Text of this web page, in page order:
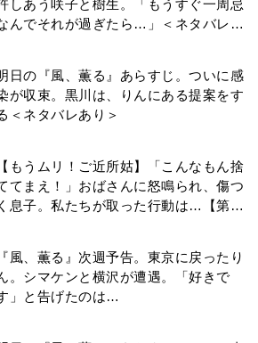
、黒川らの思いが通じて、村人たちは
しずつ理解を示し始める＜ネタバレあ
歌歌手・市川由紀乃「更年期かと思っ
ら〈卵巣がん〉だった。９ヵ月の闘病
経て復帰。若くして逝った兄の手紙を
【もうムリ！ご近所姑】勝手に自宅の庭
へ入ってくるおばさん。善意がどんどん
エスカレートして…【第2話】
【もうムリ！ご近所姑】「今日はどこ行
ん？」出かける度に聞いてくる近所の
ばさん。毎日監視される生活が始ま